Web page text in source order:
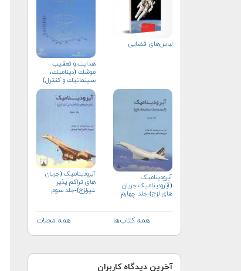
لباس‌های فضایی
هدايت و تعقيب
موشك (ديناميك،
سينماتيك و كنترل)
آیرودینامیک
(آیرودینامیک جریان
های لزج)-جلد چهارم
آیرودینامیک (جریان
های تراکم پذیر
غیرلزج)-جلد سوم
همه کتاب‌ها همه مجلات
آخرین دیدگاه کاربران